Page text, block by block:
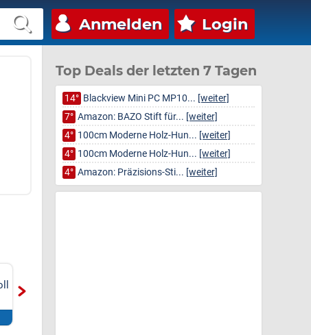
Anmelden Login
Top Deals der letzten 7 Tagen
14° Blackview Mini PC MP10... [weiter]
7° Amazon: BAZO Stift für... [weiter]
4° 100cm Moderne Holz-Hun... [weiter]
4° 100cm Moderne Holz-Hun... [weiter]
4° Amazon: Präzisions-Sti... [weiter]